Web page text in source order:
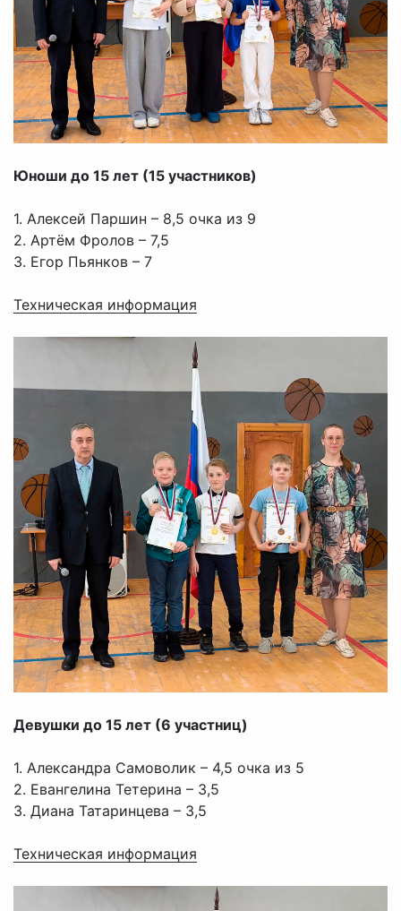
Юноши до 15 лет (15 участников)
1. Алексей Паршин – 8,5 очка из 9
2. Артём Фролов – 7,5
3. Егор Пьянков – 7
Техническая информация
Девушки до 15 лет (6 участниц)
1. Александра Самоволик – 4,5 очка из 5
2. Евангелина Тетерина – 3,5
3. Диана Татаринцева – 3,5
Техническая информация